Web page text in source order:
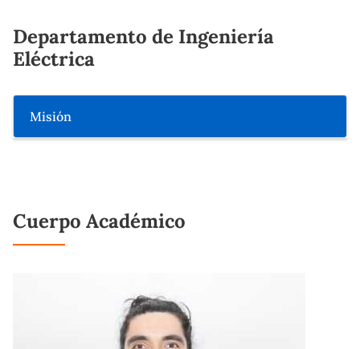
Departamento de Ingeniería
Eléctrica
Misión
Cuerpo Académico